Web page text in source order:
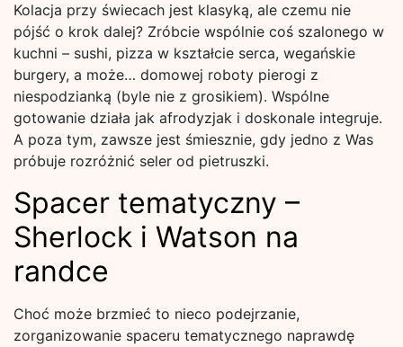
Kolacja przy świecach jest klasyką, ale czemu nie
pójść o krok dalej? Zróbcie wspólnie coś szalonego w
kuchni – sushi, pizza w kształcie serca, wegańskie
burgery, a może… domowej roboty pierogi z
niespodzianką (byle nie z grosikiem). Wspólne
gotowanie działa jak afrodyzjak i doskonale integruje.
A poza tym, zawsze jest śmiesznie, gdy jedno z Was
próbuje rozróżnić seler od pietruszki.
Spacer tematyczny –
Sherlock i Watson na
randce
Choć może brzmieć to nieco podejrzanie,
zorganizowanie spaceru tematycznego naprawdę